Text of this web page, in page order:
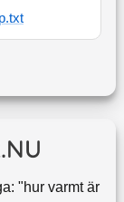
"hur varmt är